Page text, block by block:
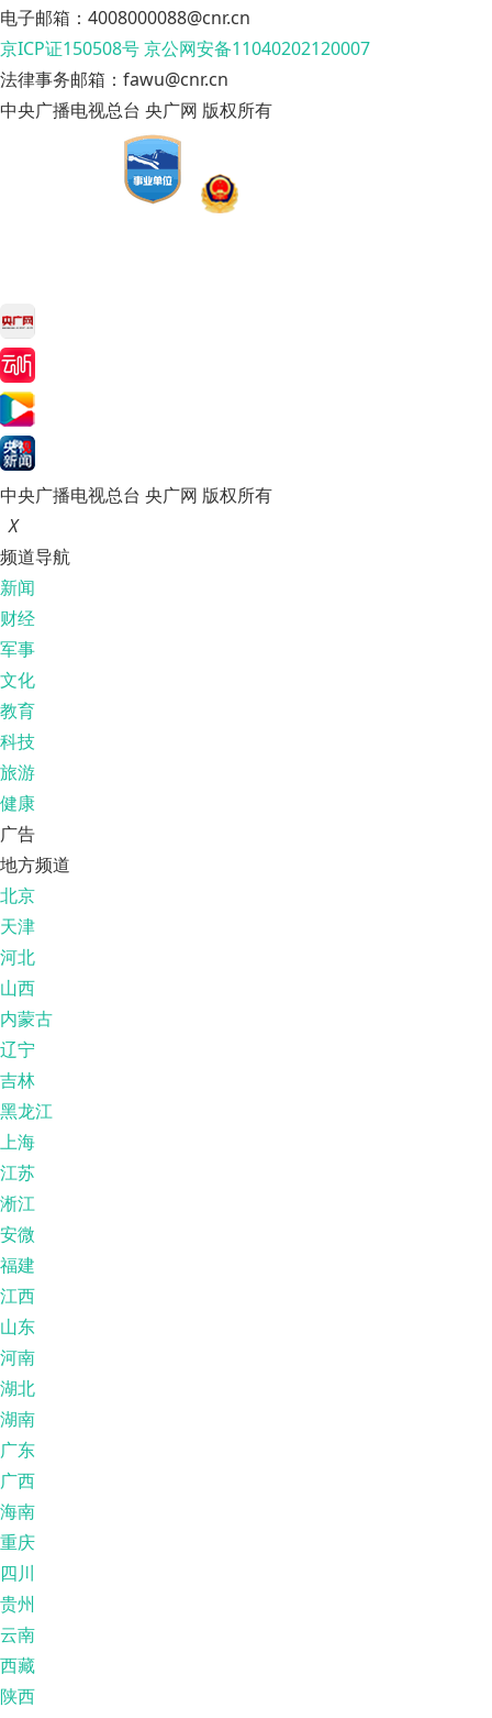
电子邮箱：4008000088@cnr.cn
京ICP证150508号京公网安备11040202120007
法律事务邮箱：fawu@cnr.cn
中央广播电视总台 央广网 版权所有
中央广播电视总台 央广网 版权所有
X
频道导航
新闻
财经
军事
文化
教育
科技
旅游
健康
广告
地方频道
北京
天津
河北
山西
内蒙古
辽宁
吉林
黑龙江
上海
江苏
淅江
安微
福建
江西
山东
河南
湖北
湖南
广东
广西
海南
重庆
四川
贵州
云南
西藏
陕西